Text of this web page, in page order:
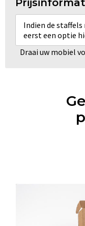
Indien de
eerst een optie
Draai uw mobiel